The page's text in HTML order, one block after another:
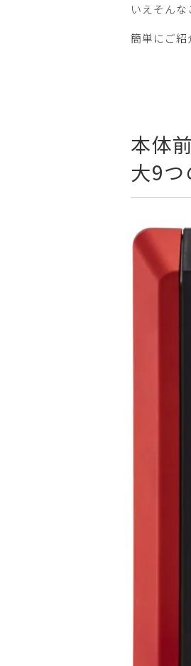
いえそん
簡単にご紹
本体
大9つ